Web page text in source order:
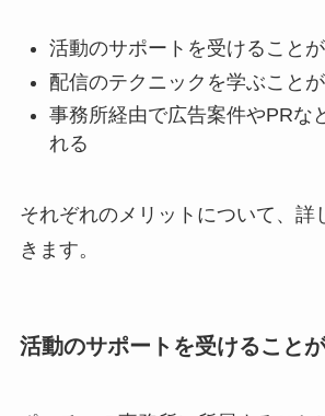
活動のサポートを受けること
配信のテクニックを学ぶこと
事務所経由で広告案件やPRな
れる
それぞれのメリットについて、詳
きます。
活動のサポートを受けること